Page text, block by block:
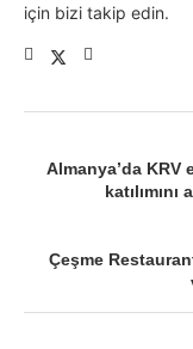
için bizi takip edin.
Almanya’da
Çeşme